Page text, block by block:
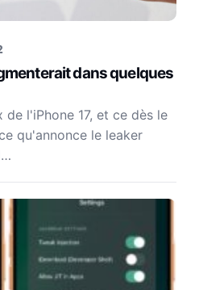
dans quelques
l'iPhone 17, et ce dès le
qu'annonce le leaker